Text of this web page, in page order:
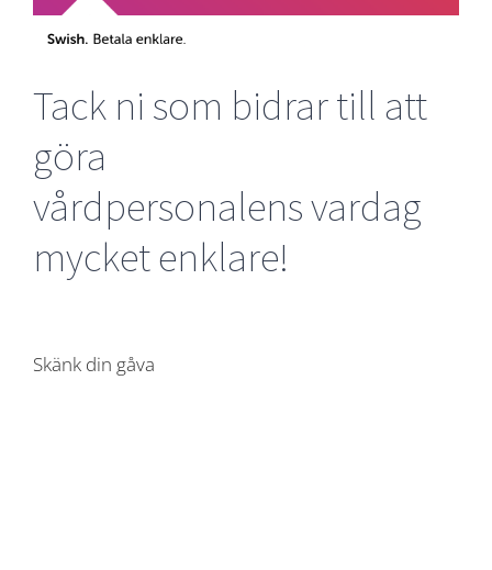
Tack ni som bidrar till att
göra
vårdpersonalens vardag
mycket enklare!
Skänk din gåva